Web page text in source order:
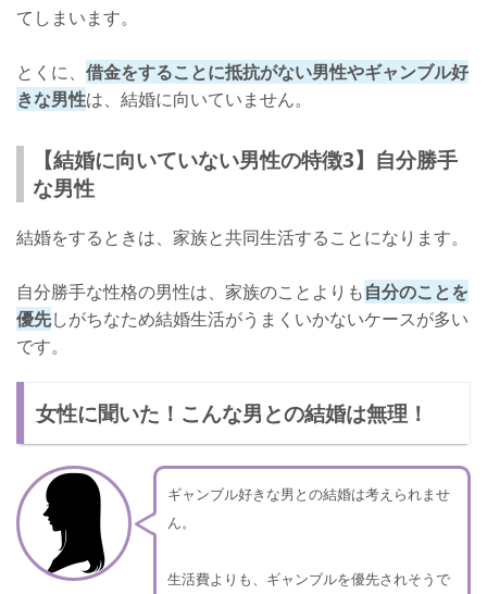
てしまいます。
とくに、 借金をすることに抵抗がない男性やギャンブル好
きな男性は、結婚に向いていません。
【結婚に向いていない男性の特徴3】自分勝手
な男性
結婚をするときは、家族と共同生活することになります。
自分勝手な性格の男性は、家族のことよりも自分のことを
優先しがちなため結婚生活がうまくいかないケースが多い
です。
女性に聞いた！こんな男との結婚は無理！
ギャンブル好きな男との結婚は考えられませ
ん。
生活費よりも、ギャンブルを優先されそうで